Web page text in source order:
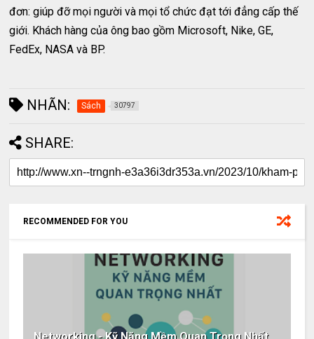
đơn: giúp đỡ mọi người và mọi tổ chức đạt tới đẳng cấp thế
giới. Khách hàng của ông bao gồm Microsoft, Nike, GE,
FedEx, NASA và BP.
NHÃN: Sách 30797
SHARE:
RECOMMENDED FOR YOU